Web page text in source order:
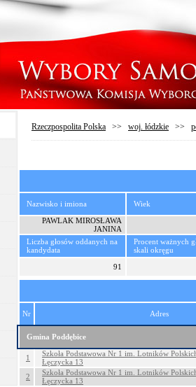
Rzeczpospolita Polska >> woj. łódzkie >>
Nazwisko i imiona
Wiek
PAWLAK MIROSŁAWA
JANINA
Liczba głosów oddanych na
kandydata
Procent ważnych
skali okręgu
91
Nr Adres
Gmina Poddębice
1
Szkoła Podstawowa Nr 1 im. Lotników
Łęczycka 13
2
Szkoła Podstawowa Nr 1 im. Lotników
Łęczycka 13